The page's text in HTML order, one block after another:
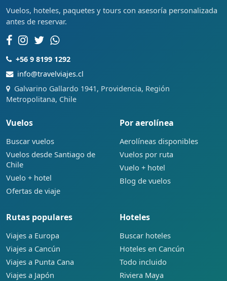
Vuelos, hoteles, paquetes y tours con asesoría personalizada
antes de reservar.
+56 9 8199 1292
info@travelviajes.cl
Galvarino Gallardo 1941, Providencia, Región
Metropolitana, Chile
Vuelos
Buscar vuelos
Vuelos desde Santiago de
Chile
Vuelo + hotel
Ofertas de viaje
Por aerolínea
Aerolíneas disponibles
Vuelos por ruta
Vuelo + hotel
Blog de vuelos
Rutas populares
Viajes a Europa
Viajes a Cancún
Viajes a Punta Cana
Viajes a Japón
Hoteles
Buscar hoteles
Hoteles en Cancún
Todo incluido
Riviera Maya